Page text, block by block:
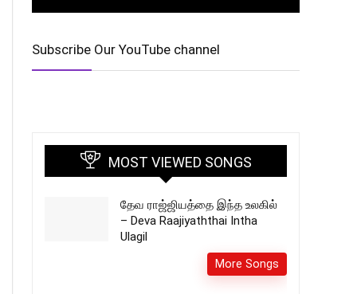
Subscribe Our YouTube channel
MOST VIEWED SONGS
தேவ ராஜ்ஜியத்தை இந்த உலகில்
– Deva Raajiyaththai Intha
Ulagil
More Songs